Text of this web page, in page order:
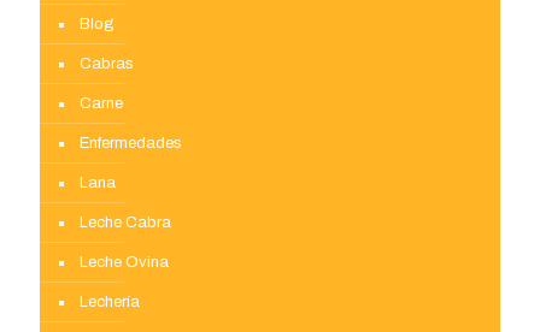
Blog
Cabras
Carne
Enfermedades
Lana
Leche Cabra
Leche Ovina
Lechería